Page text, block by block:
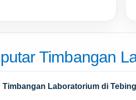
Timbangan
Laboratorium di